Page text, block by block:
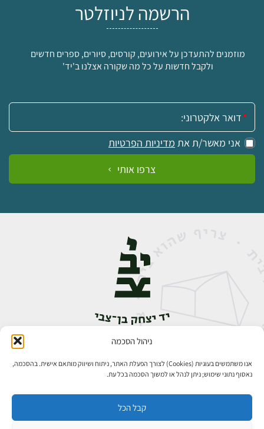
ניהול הסכמה
אנו משתמשים בעוגיות (Cookies) לצורך הפעלת האתר, ניתוח ושיווק מותאם אישית. בהסכמה,
נאסוף נתוני שימוש; ניתן לנהל או למשוך הסכמה בכל עת.
קבל הכל
הרשמה לניוזלטר
מוזמנים להתעדכן על אירועים, קורסים, סיורים, ספרים חדשים
ולקבל חדשות על כל מה שקורה אצלנו ב'יד'
אימייל:
אני מאשר/ת את מדיניות הפרטיות
צרפו אותי
אבן גבירול 14, רחביה, ירושלים